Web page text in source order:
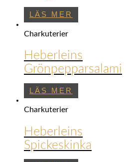
LÄS MER
Charkuterier
Heberleins
Grönpepparsalami
LÄS MER
Charkuterier
Heberleins
Spickeskinka